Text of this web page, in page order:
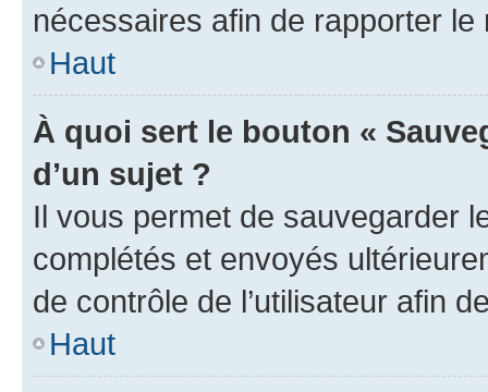
nécessaires afin de rapporter le
Haut
À quoi sert le bouton «
d’un sujet ?
Il vous permet de sauvegarder
complétés et envoyés
de contrôle de l’utilisateur afin
Haut